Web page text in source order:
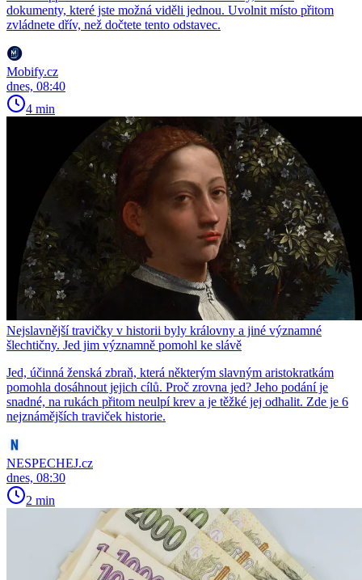
dokumenty, které jste možná viděli jednou. Uvolnit místo přitom
zvládnete dřív, než dočtete tento odstavec.
Mobify.cz
dnes, 08:40
4 min
Nejslavnější travičky v historii byly královny a jiné významné
šlechtičny. Jed jim významně pomohl ke slávě
Jed, účinná ženská zbraň, která některým slavným aristokratkám
pomohla dosáhnout jejich cílů. Proč zrovna jed? Jeho podání je
snadné, na rukách přitom neulpí krev a je těžké jej odhalit. Zde je 6
nejznámějších traviček historie.
NESPECHEJ.cz
dnes, 08:30
2 min